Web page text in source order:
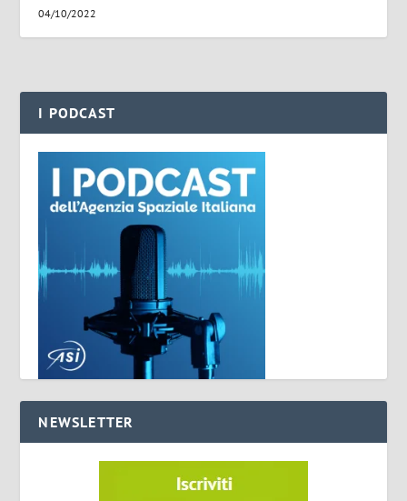
04/10/2022
I PODCAST
NEWSLETTER